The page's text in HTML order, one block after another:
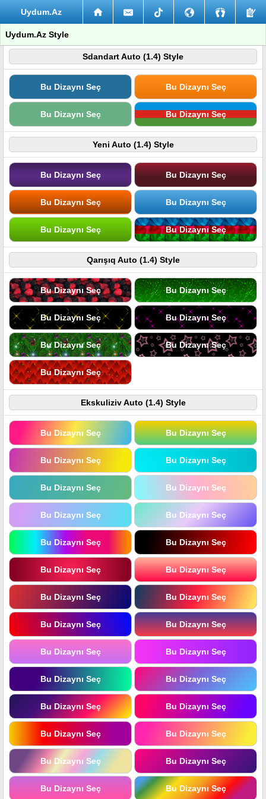
Uydum.Az
Uydum.Az Style
Sdandart Auto (1.4) Style
Bu Dizaynı Seç Bu Dizaynı Seç
Bu Dizaynı Seç Bu Dizaynı Seç
Yeni Auto (1.4) Style
Bu Dizaynı Seç Bu Dizaynı Seç
Bu Dizaynı Seç Bu Dizaynı Seç
Bu Dizaynı Seç Bu Dizaynı Seç
Qarışıq Auto (1.4) Style
Bu Dizaynı Seç Bu Dizaynı Seç
Bu Dizaynı Seç Bu Dizaynı Seç
Bu Dizaynı Seç Bu Dizaynı Seç
Bu Dizaynı Seç
Ekskuliziv Auto (1.4) Style
Bu Dizaynı Seç Bu Dizaynı Seç
Bu Dizaynı Seç Bu Dizaynı Seç
Bu Dizaynı Seç Bu Dizaynı Seç
Bu Dizaynı Seç Bu Dizaynı Seç
Bu Dizaynı Seç Bu Dizaynı Seç
Bu Dizaynı Seç Bu Dizaynı Seç
Bu Dizaynı Seç Bu Dizaynı Seç
Bu Dizaynı Seç Bu Dizaynı Seç
Bu Dizaynı Seç Bu Dizaynı Seç
Bu Dizaynı Seç Bu Dizaynı Seç
Bu Dizaynı Seç Bu Dizaynı Seç
Bu Dizaynı Seç Bu Dizaynı Seç
Bu Dizaynı Seç Bu Dizaynı Seç
Bu Dizaynı Seç Bu Dizaynı Seç